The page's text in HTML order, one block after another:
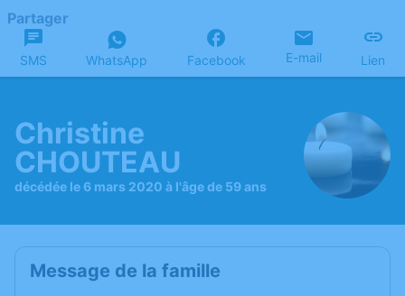
Partager
SMS WhatsApp Facebook E-mail Lien
Christine
CHOUTEAU
décédée le 6 mars 2020 à l'âge de 59 ans
Message de la famille